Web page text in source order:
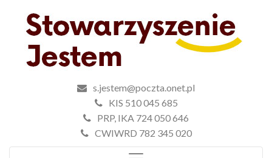
s.jestem@poczta.onet.pl
KIS 510 045 685
PRP, IKA 724 050 646
CWIWRD 782 345 020